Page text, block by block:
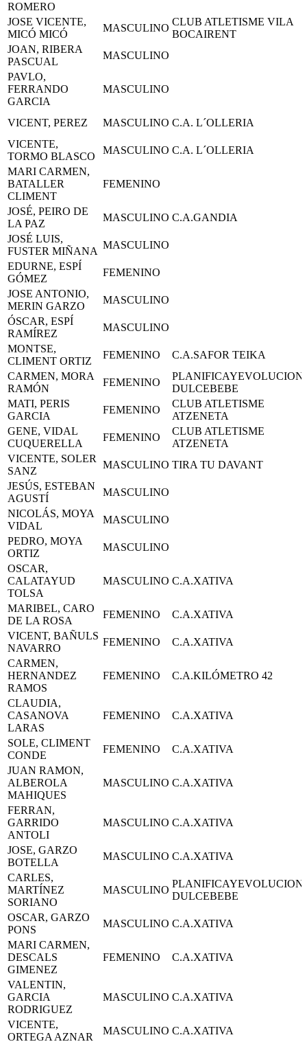
ROMERO
JOSE VICENTE,
MICÓ MICÓ
MASCULINO
CLUB ATLETISME VILA
BOCAIRENT
JOAN, RIBERA
PASCUAL
MASCULINO
PAVLO,
FERRANDO
GARCIA
MASCULINO
VICENT, PEREZ MASCULINO C.A. L´OLLERIA
VICENTE,
TORMO BLASCO
MASCULINO C.A. L´OLLERIA
MARI CARMEN,
BATALLER
CLIMENT
FEMENINO
JOSÉ, PEIRO DE
LA PAZ
MASCULINO C.A.GANDIA
JOSÉ LUIS,
FUSTER MIÑANA
MASCULINO
EDURNE, ESPÍ
GÓMEZ
FEMENINO
JOSE ANTONIO,
MERIN GARZO
MASCULINO
ÓSCAR, ESPÍ
RAMÍREZ
MASCULINO
MONTSE,
CLIMENT ORTIZ
FEMENINO
C.A.SAFOR TEIKA
CARMEN, MORA
RAMÓN
FEMENINO
DULCEBEBE
MATI, PERIS
GARCIA
FEMENINO
CLUB ATLETISME
ATZENETA
GENE, VIDAL
CUQUERELLA
FEMENINO
CLUB ATLETISME
ATZENETA
VICENTE, SOLER
SANZ
MASCULINO TIRA TU DAVANT
JESÚS, ESTEBAN
AGUSTÍ
MASCULINO
NICOLÁS, MOYA
VIDAL
MASCULINO
PEDRO, MOYA
ORTIZ
MASCULINO
OSCAR,
CALATAYUD
TOLSA
MASCULINO C.A.XATIVA
MARIBEL, CARO
DE LA ROSA
FEMENINO
C.A.XATIVA
VICENT, BAÑULS
NAVARRO
FEMENINO
C.A.XATIVA
CARMEN,
HERNANDEZ
RAMOS
FEMENINO C.A.KILÓMETRO 42
CLAUDIA,
CASANOVA
LARAS
FEMENINO C.A.XATIVA
SOLE, CLIMENT
CONDE
FEMENINO
C.A.XATIVA
JUAN RAMON,
ALBEROLA
MAHIQUES
MASCULINO C.A.XATIVA
FERRAN,
GARRIDO
ANTOLI
MASCULINO C.A.XATIVA
JOSE, GARZO
BOTELLA
MASCULINO C.A.XATIVA
CARLES,
MARTÍNEZ
SORIANO
MASCULINO
DULCEBEBE
OSCAR, GARZO
PONS
MASCULINO C.A.XATIVA
MARI CARMEN,
DESCALS
GIMENEZ
FEMENINO C.A.XATIVA
VALENTIN,
GARCIA
RODRIGUEZ
MASCULINO C.A.XATIVA
VICENTE,
ORTEGA AZNAR
MASCULINO C.A.XATIVA